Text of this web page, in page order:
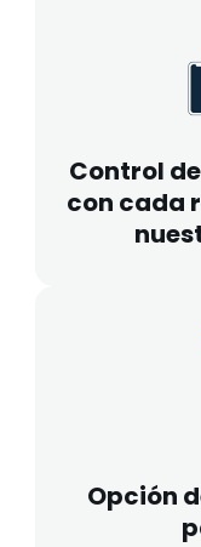
Control
con cada
Opción